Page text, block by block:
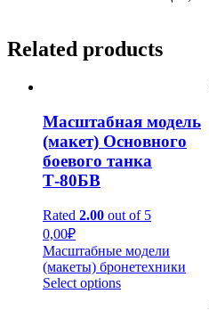
Related products
Масштабная модель
(макет) Основного
боевого танка
Т-80БВ
Rated 2.00 out of 5
0,00₽
Масштабные модели
(макеты) бронетехники
Select options